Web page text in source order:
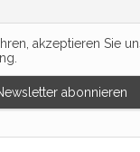
akzeptieren Sie